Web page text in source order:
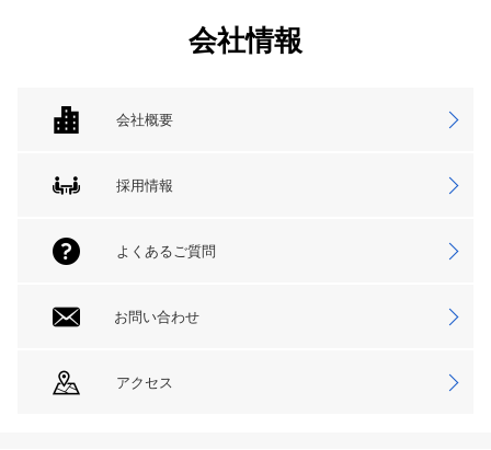
会社情報
会社概要
採用情報
よくあるご質問
お問い合わせ
アクセス